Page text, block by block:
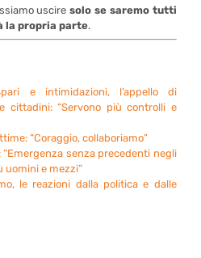
usciresolo se saremo tutti
la propria parte.
e intimidazioni, l’appello di
cittadini: “Servono più controlli e
“Coraggio, collaboriamo”
“Emergenza senza precedenti negli
uomini e mezzi”
le reazioni dalla politica e dalle